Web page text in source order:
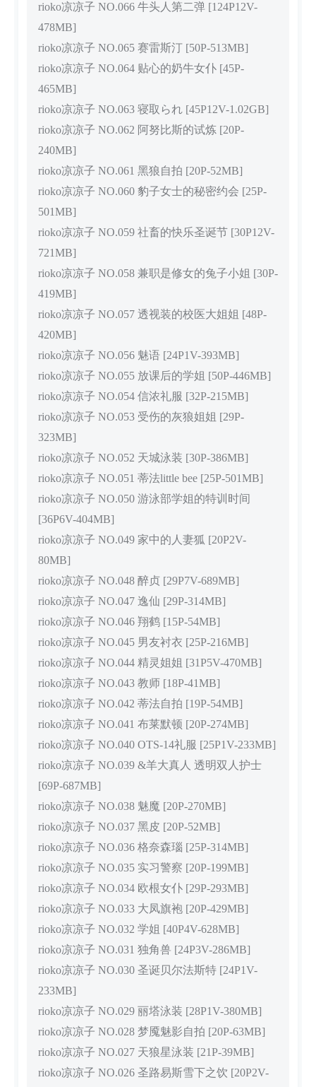
rioko凉凉子 NO.066 牛头人第二弹 [124P12V-
478MB]
rioko凉凉子 NO.065 赛雷斯汀 [50P-513MB]
rioko凉凉子 NO.064 贴心的奶牛女仆 [45P-
465MB]
rioko凉凉子 NO.063 寝取られ [45P12V-1.02GB]
rioko凉凉子 NO.062 阿努比斯的试炼 [20P-
240MB]
rioko凉凉子 NO.061 黑狼自拍 [20P-52MB]
rioko凉凉子 NO.060 豹子女士的秘密约会 [25P-
501MB]
rioko凉凉子 NO.059 社畜的快乐圣诞节 [30P12V-
721MB]
rioko凉凉子 NO.058 兼职是修女的兔子小姐 [30P-
419MB]
rioko凉凉子 NO.057 透视装的校医大姐姐 [48P-
420MB]
rioko凉凉子 NO.056 魅语 [24P1V-393MB]
rioko凉凉子 NO.055 放课后的学姐 [50P-446MB]
rioko凉凉子 NO.054 信浓礼服 [32P-215MB]
rioko凉凉子 NO.053 受伤的灰狼姐姐 [29P-
323MB]
rioko凉凉子 NO.052 天城泳装 [30P-386MB]
rioko凉凉子 NO.051 蒂法little bee [25P-501MB]
rioko凉凉子 NO.050 游泳部学姐的特训时间
[36P6V-404MB]
rioko凉凉子 NO.049 家中的人妻狐 [20P2V-
80MB]
rioko凉凉子 NO.048 醉贞 [29P7V-689MB]
rioko凉凉子 NO.047 逸仙 [29P-314MB]
rioko凉凉子 NO.046 翔鹤 [15P-54MB]
rioko凉凉子 NO.045 男友衬衣 [25P-216MB]
rioko凉凉子 NO.044 精灵姐姐 [31P5V-470MB]
rioko凉凉子 NO.043 教师 [18P-41MB]
rioko凉凉子 NO.042 蒂法自拍 [19P-54MB]
rioko凉凉子 NO.041 布莱默顿 [20P-274MB]
rioko凉凉子 NO.040 OTS-14礼服 [25P1V-233MB]
rioko凉凉子 NO.039 &羊大真人 透明双人护士
[69P-687MB]
rioko凉凉子 NO.038 魅魔 [20P-270MB]
rioko凉凉子 NO.037 黑皮 [20P-52MB]
rioko凉凉子 NO.036 格奈森瑙 [25P-314MB]
rioko凉凉子 NO.035 实习警察 [20P-199MB]
rioko凉凉子 NO.034 欧根女仆 [29P-293MB]
rioko凉凉子 NO.033 大凤旗袍 [20P-429MB]
rioko凉凉子 NO.032 学姐 [40P4V-628MB]
rioko凉凉子 NO.031 独角兽 [24P3V-286MB]
rioko凉凉子 NO.030 圣诞贝尔法斯特 [24P1V-
233MB]
rioko凉凉子 NO.029 丽塔泳装 [28P1V-380MB]
rioko凉凉子 NO.028 梦魇魅影自拍 [20P-63MB]
rioko凉凉子 NO.027 天狼星泳装 [21P-39MB]
rioko凉凉子 NO.026 圣路易斯雪下之饮 [20P2V-